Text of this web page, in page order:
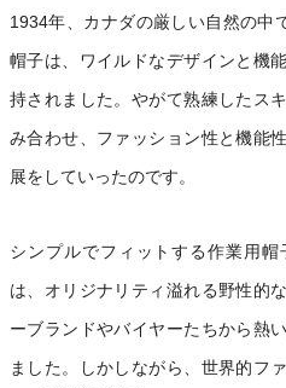
1934年、カナダの厳しい自然の中
帽子は、ワイルドなデザインと機
持されました。やがて熟練したス
み合わせ、ファッション性と機能
展をしていったのです。
シンプルでフィットする作業用
は、オリジナリティ溢れる野性的
ーブランドやバイヤーたちから熱
ました。しかしながら、世界的フ